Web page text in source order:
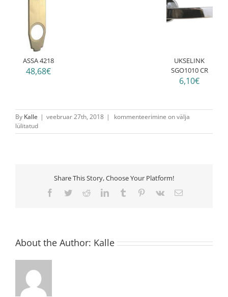
ASSA 4218
48,68€
UKSELINK
SGO1010 CR
6,10€
By Kalle | veebruar 27th, 2018 |
SGO1010
kommenteerimine on välja
lülitatud
Share This Story, Choose Your Platform!
Facebook
TwitterRedditLinkedInTumblr Pinterest
Vk Email
About the Author: Kalle